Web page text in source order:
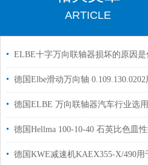
ARTICLE
德国ELBE 万向联轴器汽车行业选用